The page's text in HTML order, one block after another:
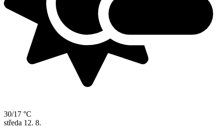
30/17 °C
středa 12. 8.